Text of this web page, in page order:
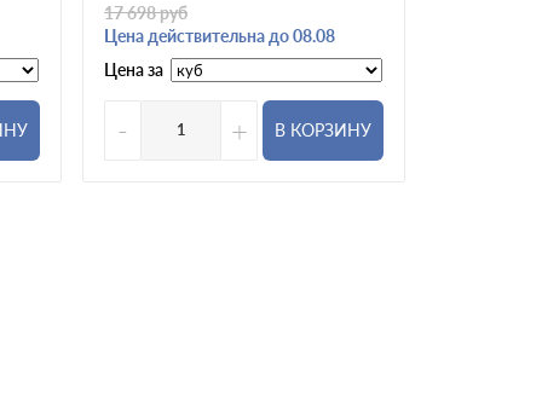
17 698руб
Цена действительна до 08.08
Цена за
- + В КОРЗИНУ